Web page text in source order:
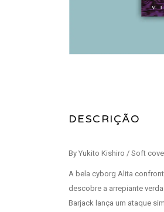
DESCRIÇÃO
By Yukito Kishiro / Soft
A bela cyborg Alita
descobre a arrepiante
Barjack lança um ataque